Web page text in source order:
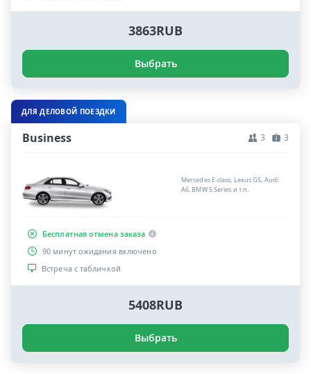
3863RUB
Выбрать
ДЛЯ ДЕЛОВОЙ ПОЕЗДКИ
Business 3 3
Mercedes E-class, Lexus GS, Audi
A6, BMW 5 Series и т.п.
Бесплатная отмена заказа
90 минут ожидания включено
Встреча с табличкой
5408RUB
Выбрать